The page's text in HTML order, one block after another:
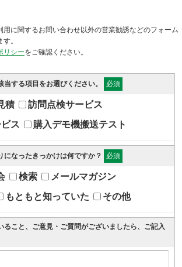
用に関するお問い合わせ以外の営業勧誘などのフォーム
。
リシーをご確認ください。
当する項目をお選びください。 必須
積
訪問点検サービス
ス
購入デモ機搬送テスト
になったきっかけは何ですか？ 必須
検索
メールマガジン
もともと知っていた その他
ること、ご意見・ご質問がございましたら、ご記入